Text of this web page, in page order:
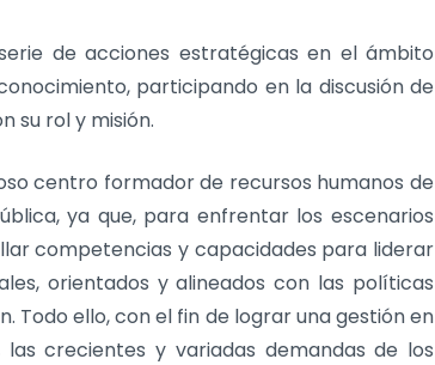
de acciones estratégicas en el ámbito
participando en la discusión de
su rol y misión.
centro formador de recursos humanos de
ya que, para enfrentar los escenarios
competencias y capacidades para liderar
orientados y alineados con las políticas
Todo ello, con el fin de lograr una gestión en
crecientes y variadas demandas de los